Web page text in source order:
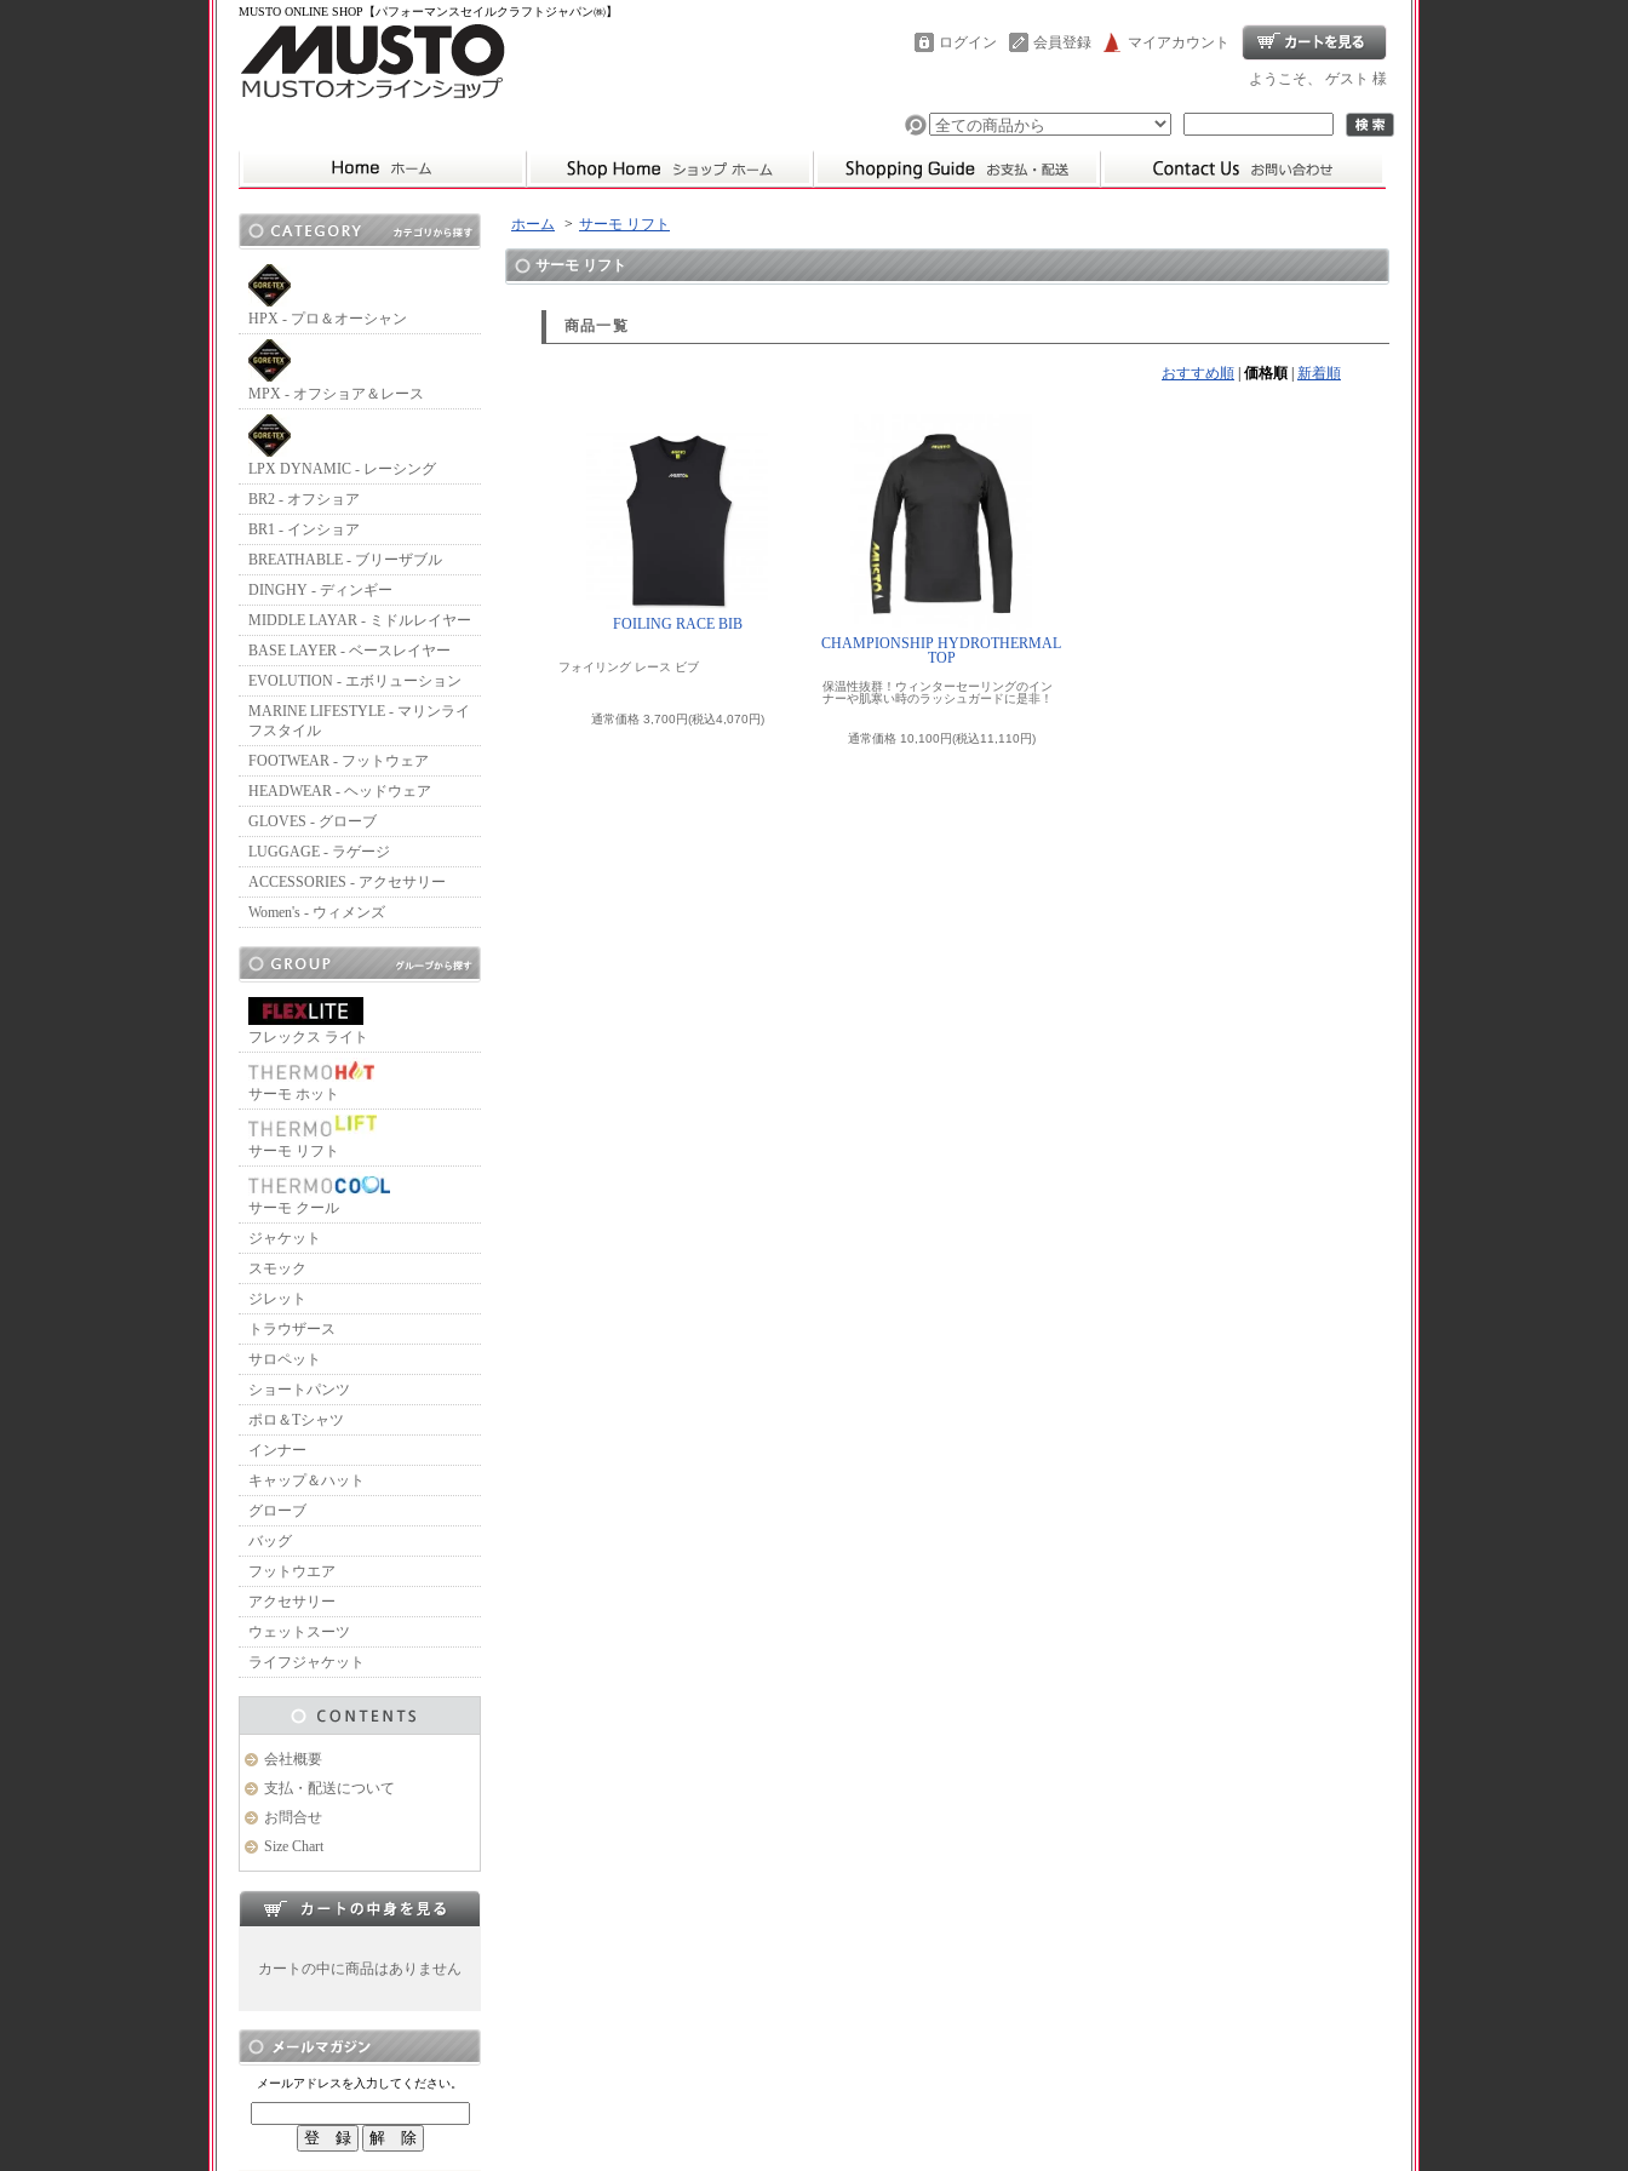
MUSTO ONLINE SHOP【パフォーマンスセイルクラフトジャパン㈱】
マイアカウント
会員登録
ログイン
ようこそ、 ゲスト 様
HPX - プロ＆オーシャン
MPX - オフショア＆レース
LPX DYNAMIC - レーシング
BR2 - オフショア
BR1 - インショア
BREATHABLE - ブリーザブル
DINGHY - ディンギー
MIDDLE LAYAR - ミドルレイヤー
BASE LAYER - ベースレイヤー
EVOLUTION - エボリューション
MARINE LIFESTYLE - マリンライ
フスタイル
FOOTWEAR - フットウェア
HEADWEAR - ヘッドウェア
GLOVES - グローブ
LUGGAGE - ラゲージ
ACCESSORIES - アクセサリー
Women's - ウィメンズ
フレックス ライト
サーモ ホット
サーモ リフト
サーモ クール
ジャケット
スモック
ジレット
トラウザース
サロペット
ショートパンツ
ポロ＆Tシャツ
インナー
キャップ＆ハット
グローブ
バッグ
フットウエア
アクセサリー
ウェットスーツ
ライフジャケット
会社概要
支払・配送について
お問合せ
Size Chart
カートの中に商品はありません
メールアドレスを入力してください。
ホーム > サーモ リフト
サーモ リフト
商品一覧
おすすめ順 価格順 新着順
FOILING RACE BIB
フォイリング レース ビブ
通常価格 3,700円(税込4,070円)
CHAMPIONSHIP HYDROTHERMAL
TOP
保温性抜群！ウィンターセーリングのイン
ナーや肌寒い時のラッシュガードに是非！
通常価格 10,100円(税込11,110円)